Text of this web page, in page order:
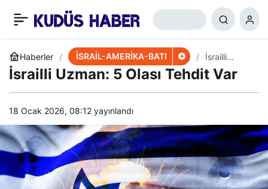
Haberler İSRAİL-AMERİKA-BATI
İsrailli
Uzman: 5
Olası Tehdit
İsrailli Uzman: 5 Olası Tehdit Var
18 Ocak 2026, 08:12 yayınlandı
İşgalci İsrail Polisi
Filistinli Genci Vurdu
+ 0 Paylaş